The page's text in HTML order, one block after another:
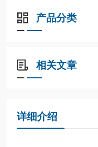
产品分类
相关文章
详细介绍